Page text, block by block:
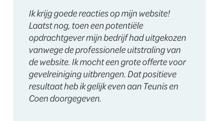
Ik krijg goede reacties op mijn website!
Laatst nog, toen een potentiële
opdrachtgever mijn bedrijf had uitgekozen
vanwege de professionele uitstraling van
de website. Ik mocht een grote offerte voor
gevelreiniging uitbrengen. Dat positieve
resultaat heb ik gelijk even aan Teunis en
Coen doorgegeven.